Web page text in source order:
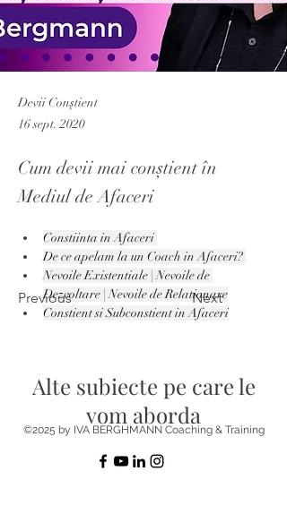
Devii Conștient
16 sept. 2020
Cum devii mai conștient în
Mediul de Afaceri
Previous Next
Constiinta in Afaceri
De ce apelam la un Coach in Afaceri?
Nevoile Existentiale | Nevoile de
Dezvoltare | Nevoile de Relationare
Constient si Subconstient in Afaceri
Alte subiecte pe care le
vom aborda
©2025 by IVA BERGHMANN Coaching & Training